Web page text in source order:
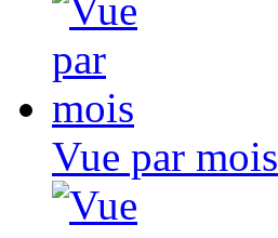
Vue par mois